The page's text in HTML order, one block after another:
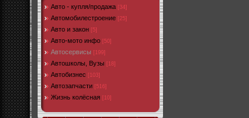
Авто - купля/продажа [34]
Автомобилестроение [25]
Авто и закон [5]
Авто-мото инфо [50]
Автосервисы [199]
Автошколы, Вузы [18]
Автобизнес [103]
Автозапчасти [516]
Жизнь колёсная [10]